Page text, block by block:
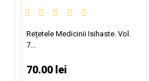
Rețetele Medicinii Isihaste. Vol.
7...
70.00 lei